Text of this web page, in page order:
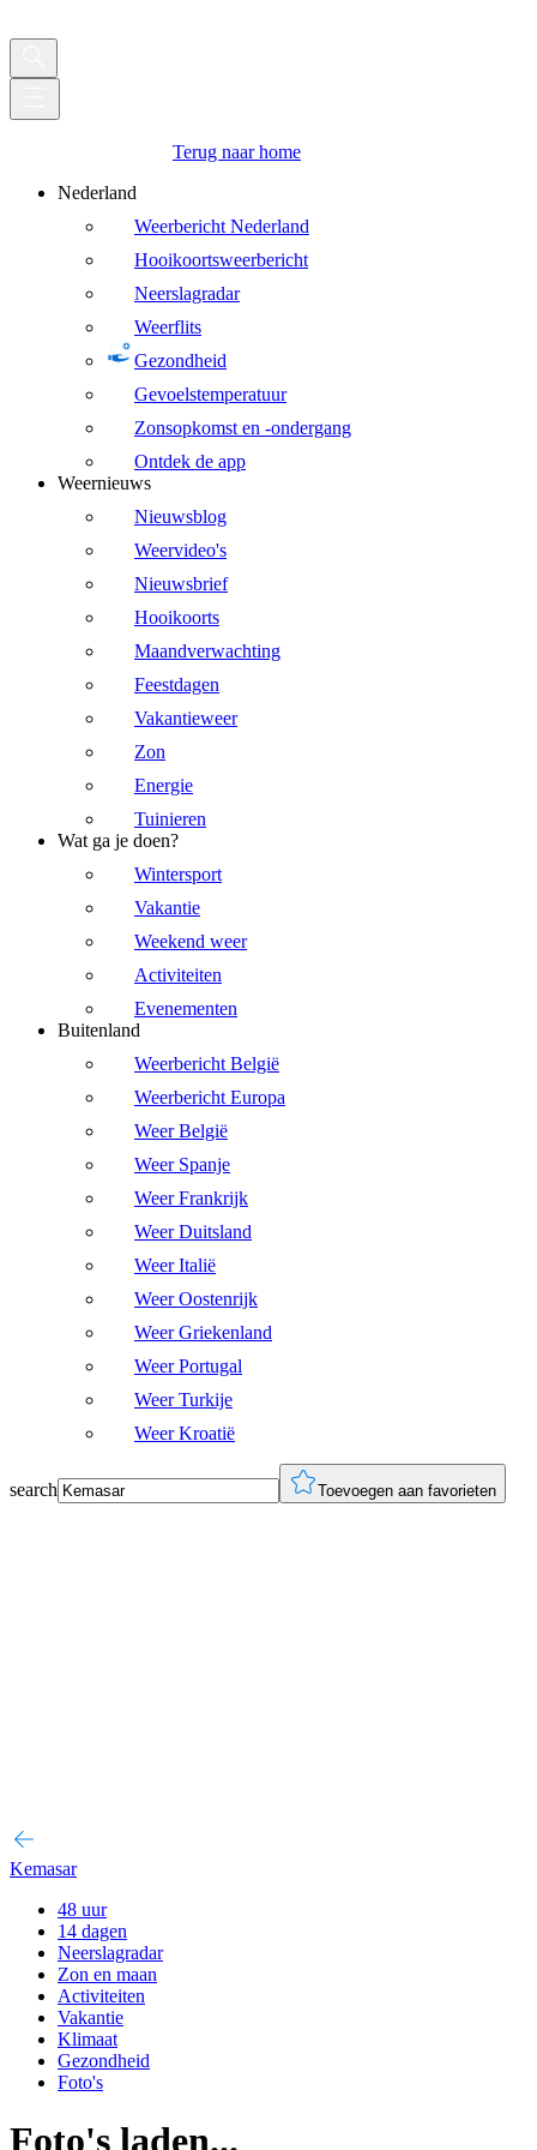
Terug naar home
Nederland
Weerbericht Nederland
Hooikoortsweerbericht
Neerslagradar
Weerflits
Gezondheid
Gevoelstemperatuur
Zonsopkomst en -ondergang
Ontdek de app
Weernieuws
Nieuwsblog
Weervideo's
Nieuwsbrief
Hooikoorts
Maandverwachting
Feestdagen
Vakantieweer
Zon
Energie
Tuinieren
Wat ga je doen?
Wintersport
Vakantie
Weekend weer
Activiteiten
Evenementen
Buitenland
Weerbericht België
Weerbericht Europa
Weer België
Weer Spanje
Weer Frankrijk
Weer Duitsland
Weer Italië
Weer Oostenrijk
Weer Griekenland
Weer Portugal
Weer Turkije
Weer Kroatië
search Toevoegen aan favorieten
Kemasar
48 uur
14 dagen
Neerslagradar
Zon en maan
Activiteiten
Vakantie
Klimaat
Gezondheid
Foto's
Foto's laden...